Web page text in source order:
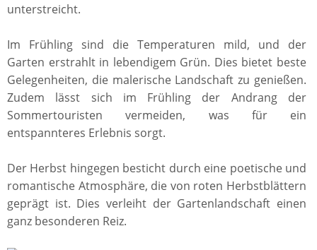
unterstreicht.
Im Frühling sind die Temperaturen mild, und der
Garten erstrahlt in lebendigem Grün. Dies bietet beste
Gelegenheiten, die malerische Landschaft zu genießen.
Zudem lässt sich im Frühling der Andrang der
Sommertouristen vermeiden, was für ein
entspannteres Erlebnis sorgt.
Der Herbst hingegen besticht durch eine poetische und
romantische Atmosphäre, die von roten Herbstblättern
geprägt ist. Dies verleiht der Gartenlandschaft einen
ganz besonderen Reiz.